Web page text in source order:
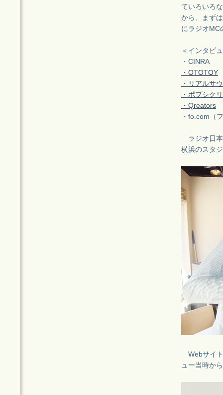
ていろいろ
から、まず
にラジオMC
＜インタビ
・CINRA
・OTOTOY
・リアルサ
・ポプシク
・Qreators
・fo.com（
ラジオ日本
横浜のスタ
Webサイト
ュー当時か